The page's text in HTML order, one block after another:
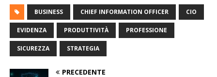
BUSINESS CHIEF INFORMATION OFFICER CIO
EVIDENZA PRODUTTIVITÀ PROFESSIONE
SICUREZZA STRATEGIA
PRECEDENTE